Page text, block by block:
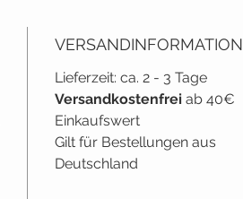
VERSANDINFORMATION
Lieferzeit: ca. 2 - 3 Tage
Versandkostenfrei ab 40€
Einkaufswert
Gilt für Bestellungen aus
Deutschland